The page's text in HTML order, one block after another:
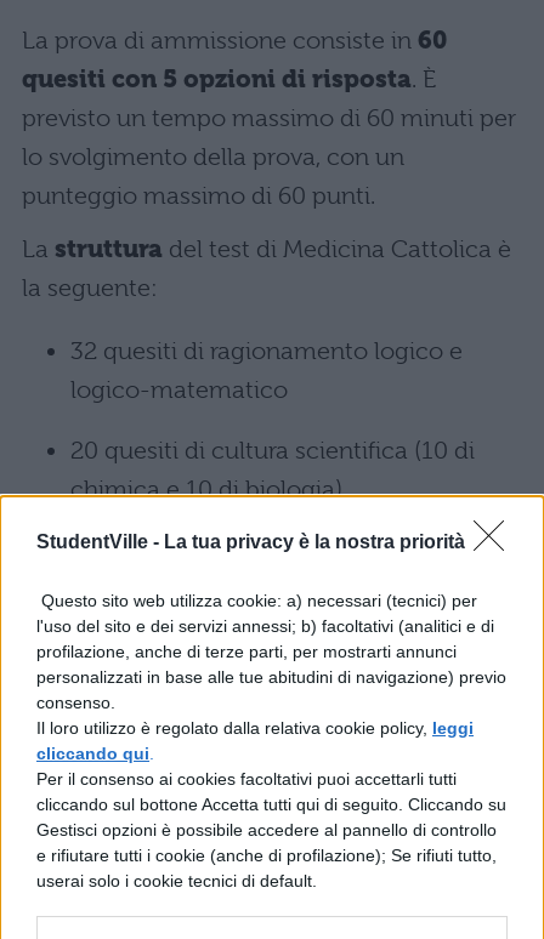
StudentVille - La tua privacy è la nostra priorità
Questo sito web utilizza cookie: a) necessari (tecnici) per
l'uso del sito e dei servizi annessi; b) facoltativi (analitici e di
profilazione, anche di terze parti, per mostrarti annunci
personalizzati in base alle tue abitudini di navigazione) previo
consenso.
Il loro utilizzo è regolato dalla relativa cookie policy, leggi
cliccando qui
Per il consenso ai cookies facoltativi puoi accettarli tutti
cliccando sul bottone Accetta tutti qui di seguito. Cliccando su
Gestisci opzioni è possibile accedere al pannello di controllo
e rifiutare tutti i cookie (anche di profilazione); Se rifiuti tutto,
userai solo i cookie tecnici di default.
La prova di ammissione consiste in 60
quesiti con 5 opzioni di risposta. È
previsto un tempo massimo di 60 minuti per
lo svolgimento della prova, con un
punteggio massimo di 60 punti.
La struttura del test di Medicina Cattolica è
la seguente:
32 quesiti di ragionamento logico e
logico-matematico
20 quesiti di cultura scientifica (10 di
chimica e 10 di biologia)
3 quesiti di cultura generale
5 quesiti di cultura etico-religiosa
punteggi saranno così assegnati:
1 punto per ogni risposta esatta
meno 0,25 punti per ogni risposta errata
0 punti per ogni risposta non data
Al termine dell’esame, ogni candidato dovrà